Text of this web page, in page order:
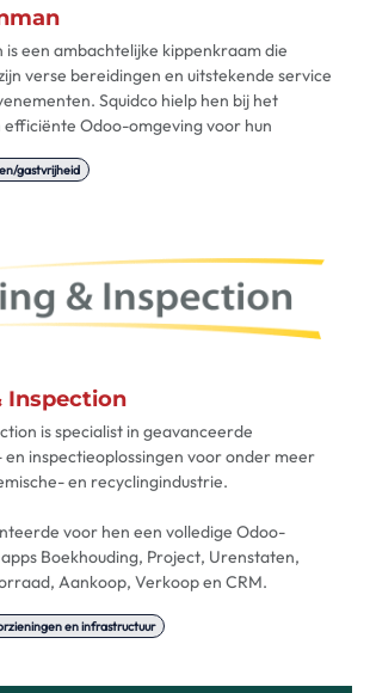
is een ambachtelijke kippenkraam die
verse bereidingen en uitstekende service
Squidco hielp hen bij het
efficiënte Odoo-omgeving voor hun
gastvrijheid
Inspection
is specialist in geavanceerde
inspectieoplossingen voor onder meer
en recyclingindustrie.
voor hen een volledige Odoo-
Boekhouding, Project, Urenstaten,
Aankoop, Verkoop en CRM.
en infrastructuur